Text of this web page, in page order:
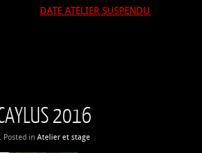
DATE ATELIER SUSPENDU
2016
Posted in Atelier et stage